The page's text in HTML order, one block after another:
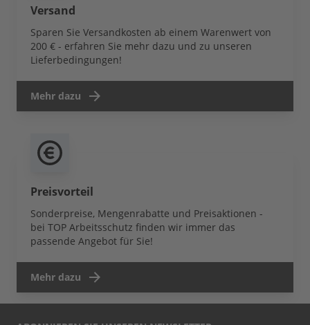
Versand
Sparen Sie Versandkosten ab einem Warenwert von
200 € - erfahren Sie mehr dazu und zu unseren
Lieferbedingungen!
Mehr dazu
Preisvorteil
Sonderpreise, Mengenrabatte und Preisaktionen -
bei TOP Arbeitsschutz finden wir immer das
passende Angebot für Sie!
Mehr dazu